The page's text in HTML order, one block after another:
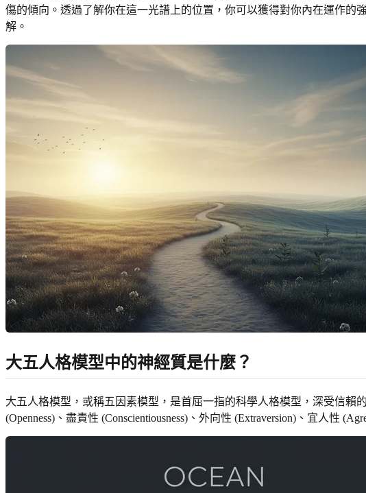
傷的傾向。透過了解你在這一光譜上的位置，你可以獲得對你內在運作
解。
大五人格模型中的神經質是什麼？
大五人格模型，或稱五因素模型，是首屈一指的科學人格模型，深受信賴
(Openness)、盡責性 (Conscientiousness)、外向性 (Extraversion)、宜人性